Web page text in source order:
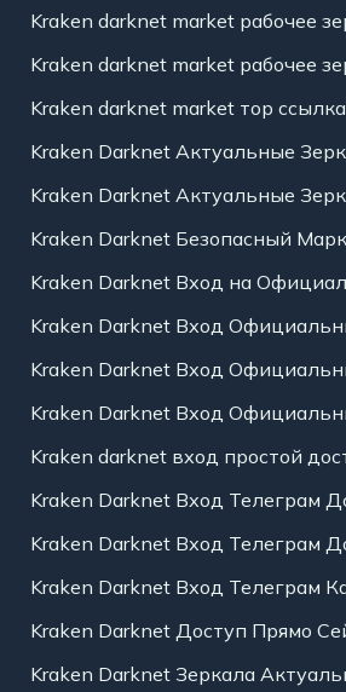
Kraken darknet market рабочее
Kraken darknet market рабочее
Kraken darknet market тор ссылка
Kraken Darknet Актуальные
Kraken Darknet Актуальные
Kraken Darknet Безопасный
Kraken Darknet Вход на
Kraken Darknet Вход
Kraken Darknet Вход
Kraken Darknet Вход
Kraken darknet вход простой
Kraken Darknet Вход Телеграм
Kraken Darknet Вход Телеграм
Kraken Darknet Вход Телеграм
Kraken Darknet Доступ Прямо
Kraken Darknet Зеркала